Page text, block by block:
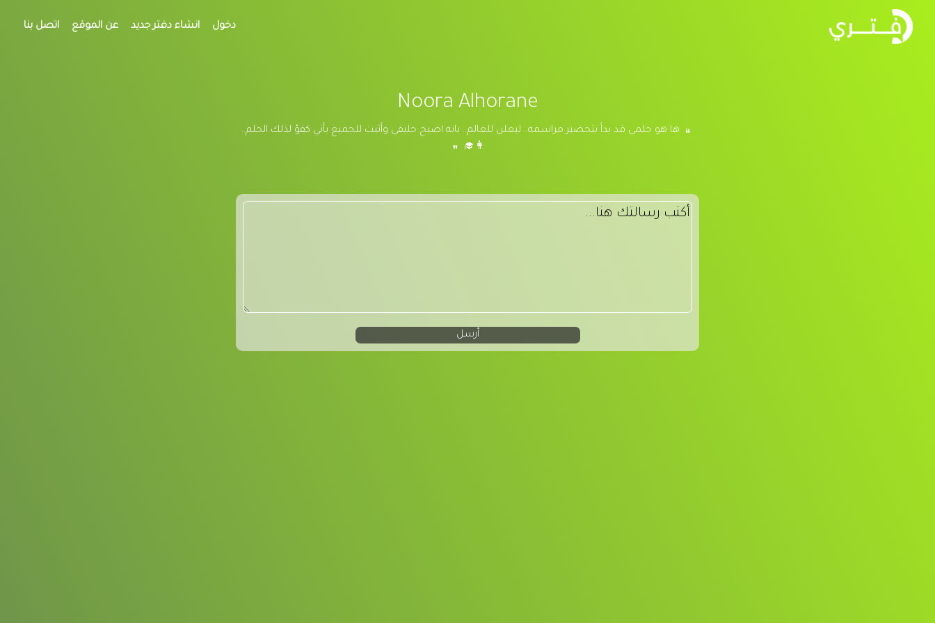
دخول انشاء دفتر جديد عن الموقع اتصل بنا
Noora Alhorane
ها هو حلمي قد بدأ بتحضير مراسمه.. ليعلن للعالم.. بانه اصبح حليفي وأثبت للجميع بأني كفؤ لذلك الحلم..
👩‍🎓